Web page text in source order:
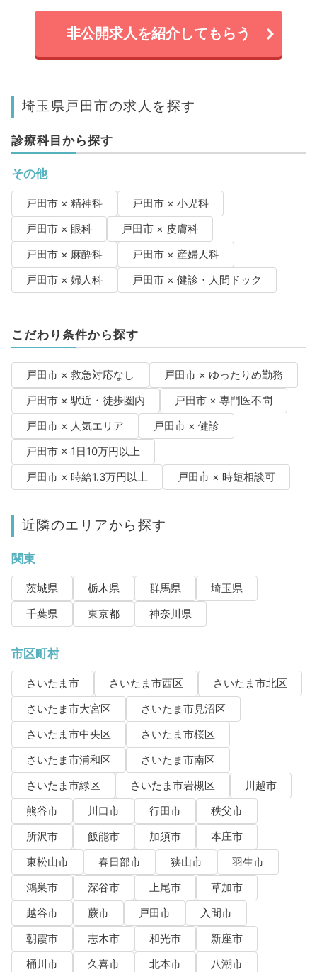
非公開求人を紹介してもらう
埼玉県戸田市の求人を探す
診療科目から探す
その他
戸田市 × 精神科
戸田市 × 小児科
戸田市 × 眼科
戸田市 × 皮膚科
戸田市 × 麻酔科
戸田市 × 産婦人科
戸田市 × 婦人科
戸田市 × 健診・人間ドック
こだわり条件から探す
戸田市 × 救急対応なし
戸田市 × ゆったりめ勤務
戸田市 × 駅近・徒歩圏内
戸田市 × 専門医不問
戸田市 × 人気エリア
戸田市 × 健診
戸田市 × 1日10万円以上
戸田市 × 時給1.3万円以上
戸田市 × 時短相談可
近隣のエリアから探す
関東
茨城県 栃木県 群馬県
埼玉県
千葉県
東京都 神奈川県
市区町村
さいたま市 さいたま市西区
さいたま市北区
さいたま市大宮区
さいたま市見沼区
さいたま市中央区
さいたま市桜区
さいたま市浦和区
さいたま市南区
さいたま市緑区
さいたま市岩槻区
川越市
熊谷市
川口市 行田市
秩父市
所沢市
飯能市 加須市
本庄市
東松山市
春日部市 狭山市
羽生市
鴻巣市
深谷市 上尾市
草加市
越谷市
蕨市 戸田市
入間市
朝霞市
志木市 和光市
新座市
桶川市
久喜市 北本市
八潮市